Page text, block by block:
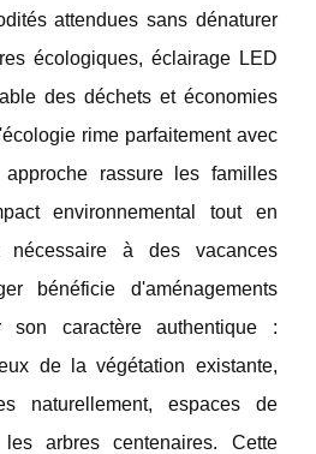
attendues sans dénaturer
écologiques, éclairage LED
des déchets et économies
rime parfaitement avec
rassure les familles
environnemental tout en
nécessaire à des vacances
bénéficie d'aménagements
son caractère authentique :
de la végétation existante,
naturellement, espaces de
arbres centenaires. Cette